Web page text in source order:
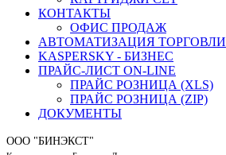
КОНТАКТЫ
ОФИС ПРОДАЖ
АВТОМАТИЗАЦИЯ ТОРГОВЛИ
KASPERSKY - БИЗНЕС
ПРАЙС-ЛИСТ ON-LINE
ПРАЙС РОЗНИЦА (XLS)
ПРАЙС РОЗНИЦА (ZIP)
ДОКУМЕНТЫ
ООО "БИНЭКСТ"